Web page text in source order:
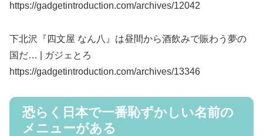
https://gadgetintroduction.com/archives/12042
下北沢『四文屋 なん八』は昼間から酒飲みで賑わう夢の
国だ… | ガジェとろ
https://gadgetintroduction.com/archives/13346
恐らく日本で一番恥ずかしい名前の
メニューがある